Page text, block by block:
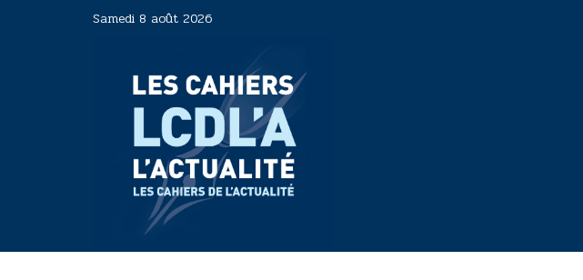
Samedi 8 août 2026